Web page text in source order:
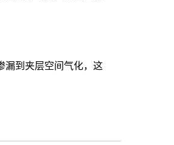
到夹层空间气化，这